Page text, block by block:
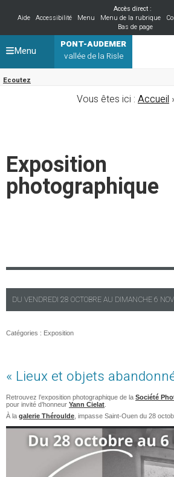
Accès direct :
Aide
Accessibilité Menu Menu de la rubrique
Bas de page
PONT-AUDEMER
vallée de la Risle
Ecoutez
Menu
Vous êtes ici : Accueil
Exposition
photographique
DU VENDREDI 28 OCTOBRE AU DIMANCHE6
Catégories : Exposition
« Lieux et objets
Retrouvez l’exposition photographique de la Société
pour invité d’honneur Yann Cielat
À la galerie Théroulde , impasse Saint-Ouen du 28